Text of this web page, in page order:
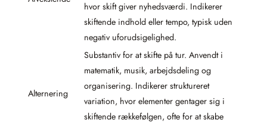
hvor skift giver nyhedsværdi. Indikerer
skiftende indhold eller tempo, typisk uden
negativ uforudsigelighed.
Alternering
Substantiv for at skifte på tur. Anvendt i
matematik, musik, arbejdsdeling og
organisering. Indikerer struktureret
variation, hvor elementer gentager sig i
skiftende rækkefølgen, ofte for at skabe